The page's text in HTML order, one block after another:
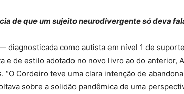
de que um sujeito neurodivergente só deva
diagnosticada como autista em nível 1 de
e de estilo adotado no novo livro ao do anterior,
“O Cordeiro teve uma clara intenção de
sobre a solidão pandêmica de uma